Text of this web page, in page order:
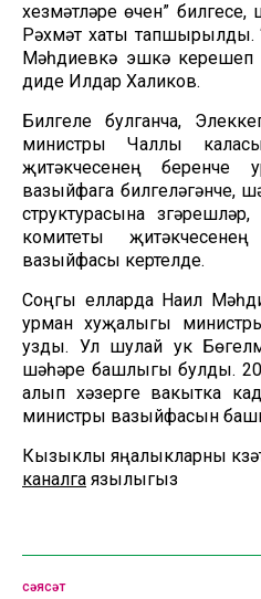
хезмәтләре өчен”
Рәхмәт хаты тапшырылды.
Мәһдиевкә эшкә керешеп
диде Илдар Халиков.
Билгеле булганча,
министры Чаллы
җитәкчесенең беренче
вазыйфага билгеләгәнче,
структурасына
комитеты
вазыйфасы кертелде.
Соңгы елларда Наил
урман хуҗалыгы
узды. Ул шулай ук
шәһәре башлыгы булды.
алып хәзерге вакытка
министры вазыйфасын
Кызыклы яңалыкларны
каналга язылыгыз
сәясәт